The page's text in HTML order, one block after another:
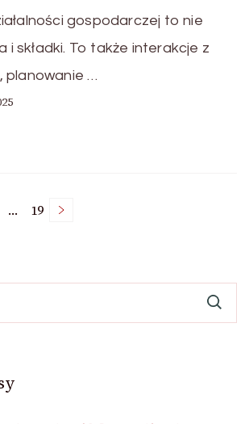
gospodarczej to nie
i składki. To także interakcje z
planowanie …
… Strona
19